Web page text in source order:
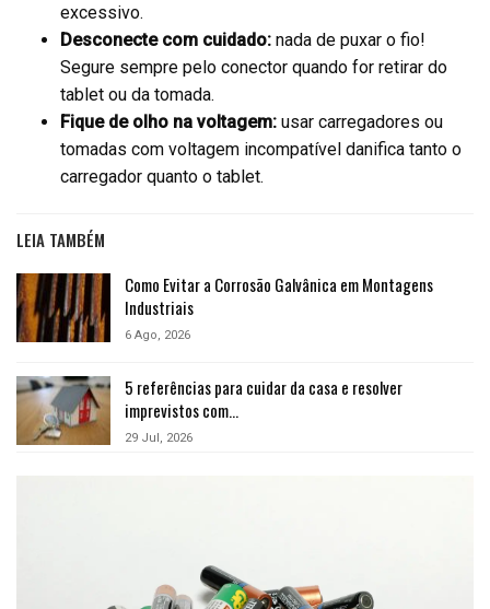
excessivo.
Desconecte com cuidado: nada de puxar o fio!
Segure sempre pelo conector quando for retirar do
tablet ou da tomada.
Fique de olho na voltagem: usar carregadores ou
tomadas com voltagem incompatível danifica tanto o
carregador quanto o tablet.
LEIA TAMBÉM
Como Evitar a Corrosão Galvânica em Montagens
Industriais
6 Ago, 2026
5 referências para cuidar da casa e resolver
imprevistos com…
29 Jul, 2026